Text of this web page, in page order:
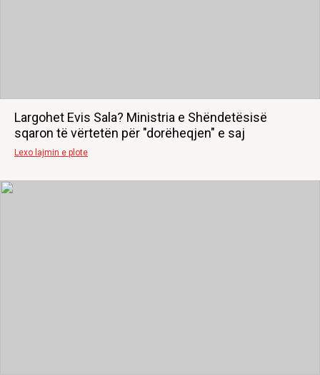
Largohet Evis Sala? Ministria e Shëndetësisë
sqaron të vërtetën për "dorëheqjen" e saj
Lexo lajmin e plote